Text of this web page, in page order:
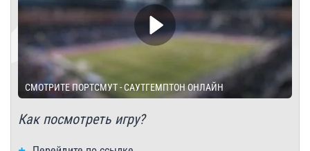
СМОТРИТЕ ПОРТСМУТ - САУТГЕМПТОН ОНЛАЙН
Как посмотреть игру?